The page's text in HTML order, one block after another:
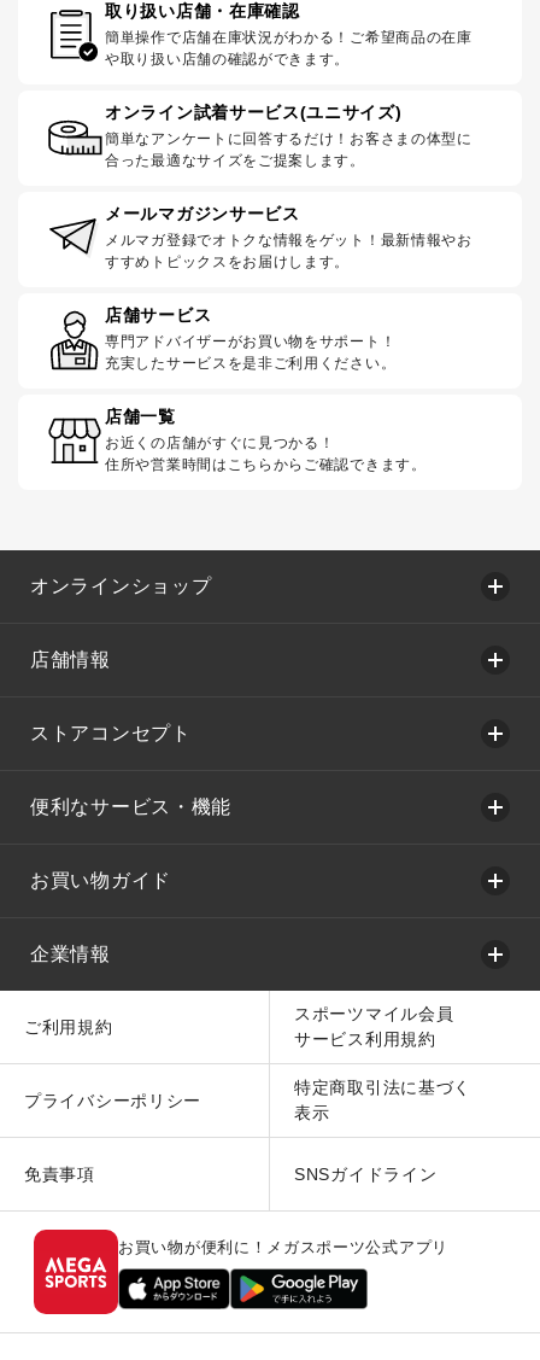
取り扱い店舗・在庫確認
簡単操作で店舗在庫状況がわかる！ご希望商品の在庫
や取り扱い店舗の確認ができます。
オンライン試着サービス(ユニサイズ)
簡単なアンケートに回答するだけ！お客さまの体型に
合った最適なサイズをご提案します。
メールマガジンサービス
メルマガ登録でオトクな情報をゲット！最新情報やお
すすめトピックスをお届けします。
店舗サービス
専門アドバイザーがお買い物をサポート！
充実したサービスを是非ご利用ください。
店舗一覧
お近くの店舗がすぐに見つかる！
住所や営業時間はこちらからご確認できます。
オンラインショップ
店舗情報
ストアコンセプト
便利なサービス・機能
お買い物ガイド
企業情報
ご利用規約
スポーツマイル会員
サービス利用規約
プライバシーポリシー
特定商取引法に基づく
表示
免責事項 SNSガイドライン
お買い物が便利に！メガスポーツ公式アプリ